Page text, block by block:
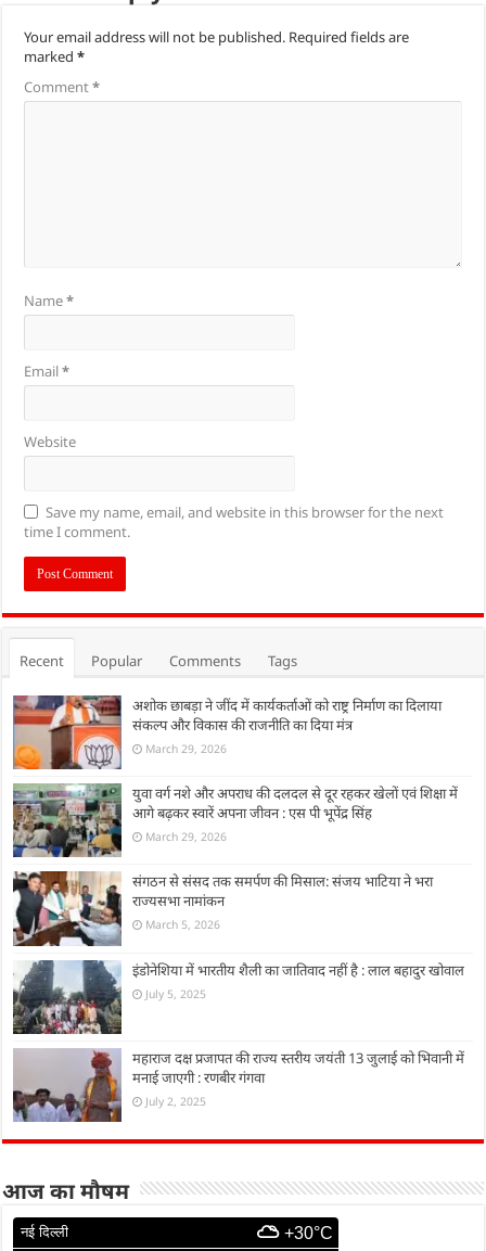
Your email address will not be published. Required fields are
marked*
Comment*
Name*
Email*
Website
Save my name, email, and website in this browser for the next
time I comment.
Recent Popular Comments Tags
अशोक छाबड़ा ने जींद में कार्यकर्ताओं को राष्ट्र निर्माण का दिलाया
संकल्प और विकास की राजनीति का दिया मंत्र
March 29, 2026
युवा वर्ग नशे और अपराध की दलदल से दूर रहकर खेलों एवं शिक्षा में
आगे बढ़कर स्वारें अपना जीवन : एस पी भूपेंद्र सिंह
March 29, 2026
संगठन से संसद तक समर्पण की मिसाल: संजय भाटिया ने भरा
राज्यसभा नामांकन
March 5, 2026
इंडोनेशिया में भारतीय शैली का जातिवाद नहीं है : लाल बहादुर खोवाल
July 5, 2025
महाराज दक्ष प्रजापत की राज्य स्तरीय जयंती 13 जुलाई को भिवानी में
मनाई जाएगी : रणबीर गंगवा
July 2, 2025
आज का मौषम
नई दिल्ली +30°C